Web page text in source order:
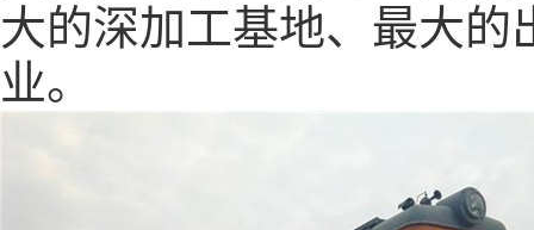
大的深加工基地、最大的
业。